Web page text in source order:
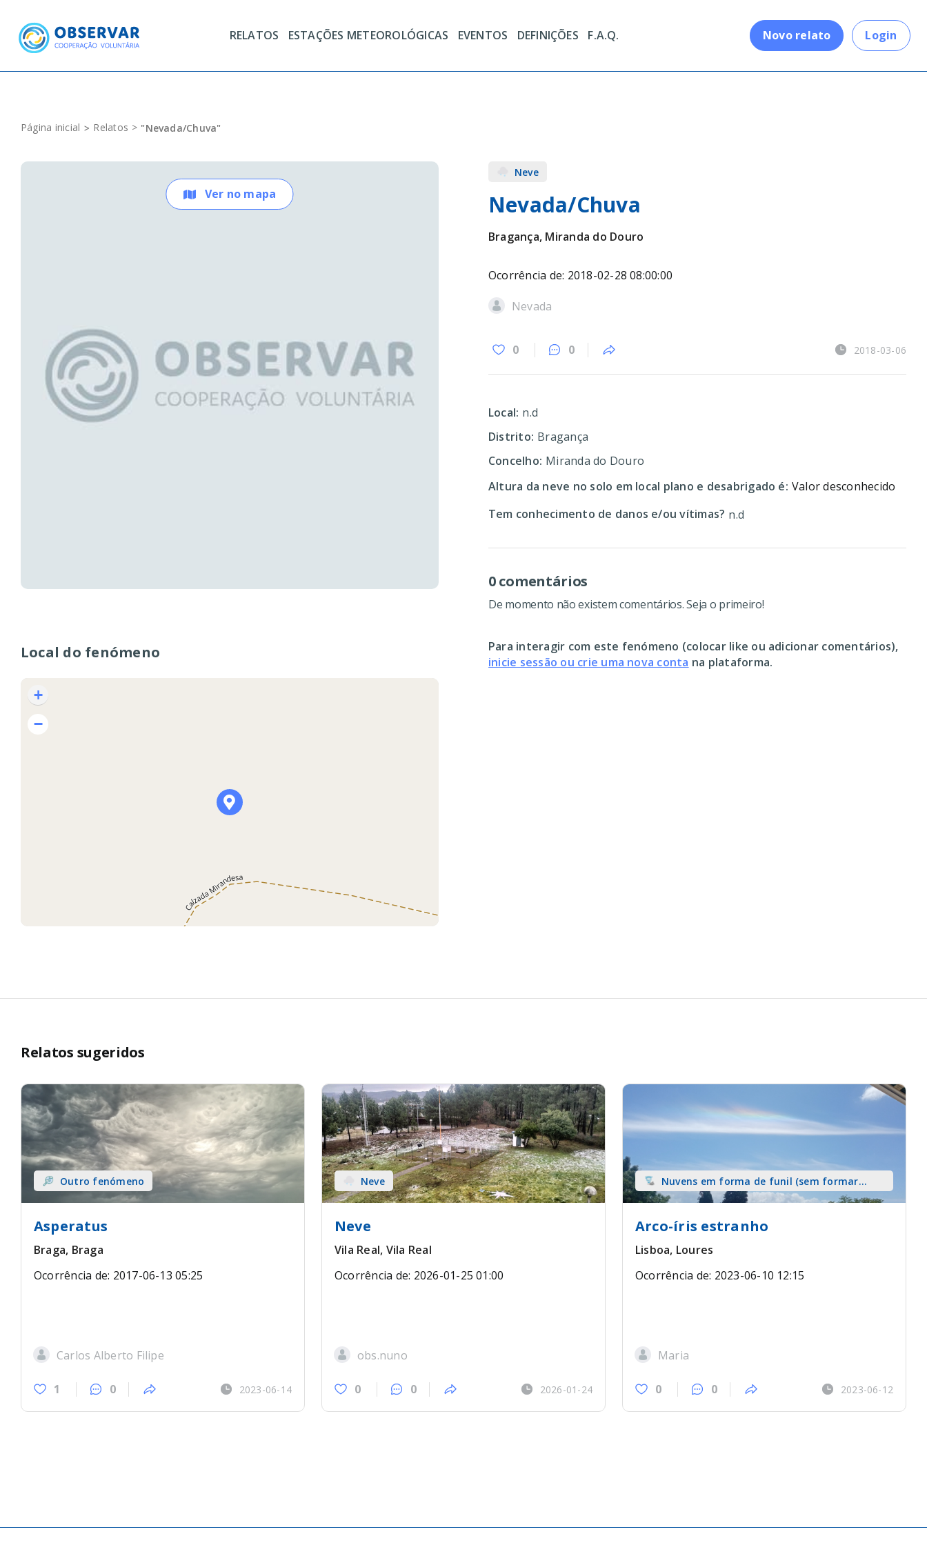
content
RELATOS ESTAÇÕES METEOROLÓGICAS EVENTOS DEFINIÇÕES F.A.Q. Novo relato Login
Página inicial Relatos "Nevada/Chuva"
Ver no mapa
Local do fenómeno
+
−
Neve
Nevada/Chuva
Bragança, Miranda do Douro
Ocorrência de: 2018-02-28 08:00:00
Nevada
0 0 2018-03-06
Local: n.d
Distrito: Bragança
Concelho: Miranda do Douro
Altura da neve no solo em local plano e desabrigado é: Valor desconhecido
Tem conhecimento de danos e/ou vítimas? n.d
0 comentários
De momento não existem comentários. Seja o primeiro!
Para interagir com este fenómeno (colocar like ou adicionar comentários),
inicie sessão ou crie uma nova conta na plataforma.
Relatos sugeridos
Outro fenómeno
Asperatus
Braga, Braga
Ocorrência de: 2017-06-13 05:25
Carlos Alberto Filipe
1 0 2023-06-14
Neve
Neve
Vila Real, Vila Real
Ocorrência de: 2026-01-25 01:00
obs.nuno
0 0 2026-01-24
Nuvens em forma de funil (sem formar
tromba) sobre terra
Arco-íris estranho
Lisboa, Loures
Ocorrência de: 2023-06-10 12:15
Maria
0 0 2023-06-12